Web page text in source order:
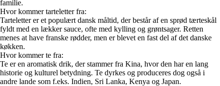
familie.
Hvor kommer tarteletter fra:
Tarteletter er et populært dansk måltid, der består af en sprød tærteskål
fyldt med en lækker sauce, ofte med kylling og grøntsager. Retten
menes at have franske rødder, men er blevet en fast del af det danske
køkken.
Hvor kommer te fra:
Te er en aromatisk drik, der stammer fra Kina, hvor den har en lang
historie og kulturel betydning. Te dyrkes og produceres dog også i
andre lande som f.eks. Indien, Sri Lanka, Kenya og Japan.